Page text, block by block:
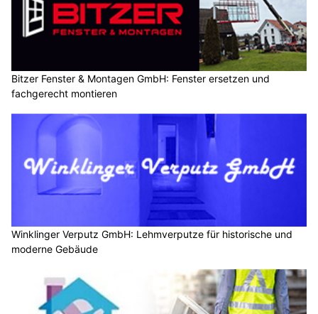
Bitzer Fenster & Montagen GmbH: Fenster ersetzen und
fachgerecht montieren
Winklinger Verputz GmbH: Lehmverputze für historische und
moderne Gebäude